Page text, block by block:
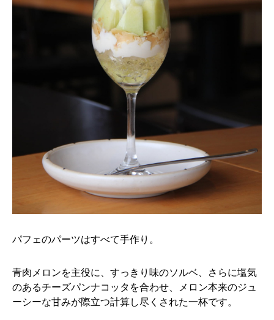
パフェのパーツはすべて手作り。
青肉メロンを主役に、すっきり味のソルベ、さらに塩気
のあるチーズパンナコッタを合わせ、メロン本来のジュ
ーシーな甘みが際立つ計算し尽くされた一杯です。